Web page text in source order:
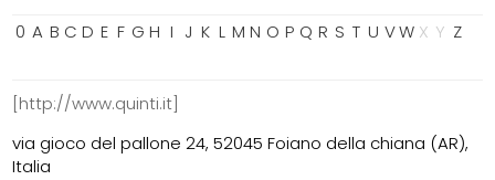
0 A B C D E F G H I J K L M N O P Q R S T U VW X Y Z
[http://www.quinti.it]
via gioco del pallone 24, 52045 Foiano della chiana (AR),
Italia